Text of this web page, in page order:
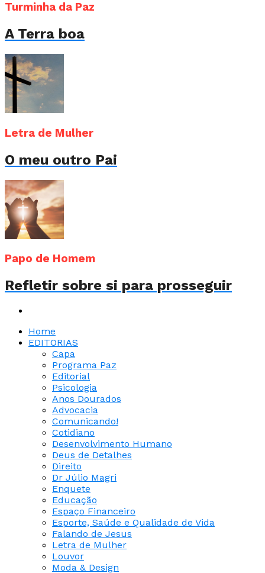
Turminha da Paz
A Terra boa
Letra de Mulher
O meu outro Pai
Papo de Homem
Refletir sobre si para prosseguir
Home
EDITORIAS
Capa
Programa Paz
Editorial
Psicologia
Anos Dourados
Advocacia
Comunicando!
Cotidiano
Desenvolvimento Humano
Deus de Detalhes
Direito
Dr Júlio Magri
Enquete
Educação
Espaço Financeiro
Esporte, Saúde e Qualidade de Vida
Falando de Jesus
Letra de Mulher
Louvor
Moda & Design